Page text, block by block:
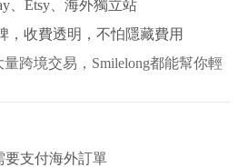
、Etsy、海外獨立站
，收費透明，不怕隱藏費用
跨境交易，Smilelong都能幫你輕
要支付海外訂單